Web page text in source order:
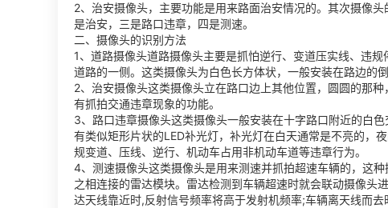
2、治安摄像头，主要功能是用来路面治安情况的。其次摄像
是治安，三是路口违章，四是测速。
二、摄像头的识别方法
1、道路摄像头道路摄像头主要是抓怕逆行、变道压实线、违
道路的一侧。这类摄像头为白色长方体状，一般安装在路边的倒
2、治安摄像头这类摄像头立在路口边上其他位置，圆圆的那
有抓拍交通违章现象的功能。
3、路口违章摄像头这类摄像头一般安装在十字路口附近的白
有类似矩形片状的LED补光灯，补光灯在白天通常是不亮的，
规变道、压线、逆行、机动车占用非机动车道等违章行为。
4、测速摄像头这类摄像头是用来测速并抓拍超速车辆的，这
之相连接的雷达模块。雷达检测到车辆超速时就会联动摄像头
达天线靠近时,反射信号频率将高于发射机频率;车辆离天线而